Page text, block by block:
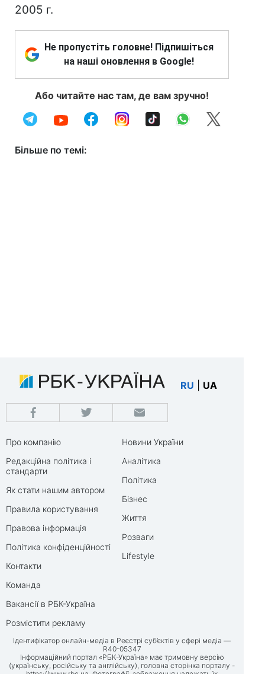
2005 г.
Не пропустіть головне! Підпишіться
на наші оновлення в Google!
Або читайте нас там, де вам зручно!
Більше по темі:
RU UA
Про компанію
Редакційна політика і
стандарти
Як стати нашим автором
Правила користування
Правова інформація
Політика конфіденційності
Контакти
Команда
Вакансії в РБК-Україна
Розмістити рекламу
Новини України
Аналітика
Політика
Бізнес
Життя
Розваги
Lifestyle
Ідентифікатор онлайн-медіа в Реєстрі суб’єктів у сфері медіа —
R40-05347
Інформаційний портал «РБК-Україна» має тримовну версію
(українську, російську та англійську), головна сторінка порталу -